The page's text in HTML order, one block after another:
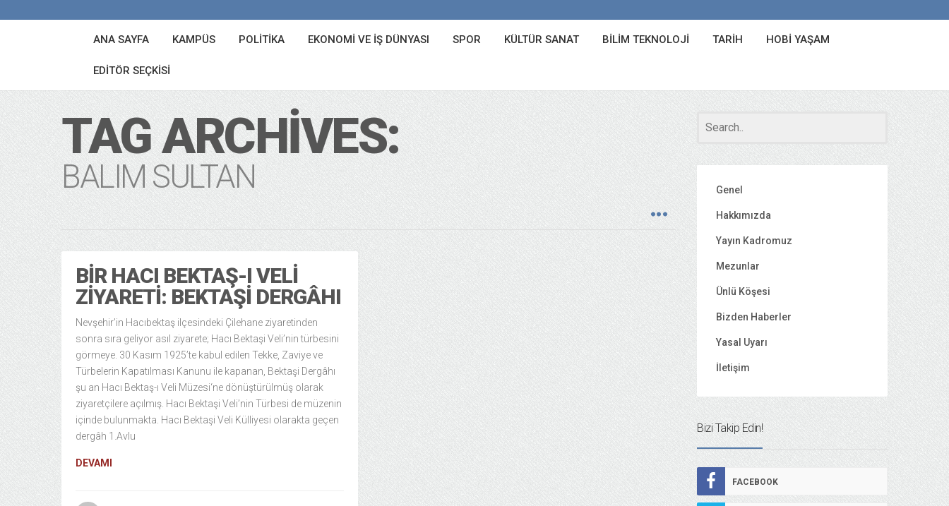
ANA SAYFA KAMPÜS POLITIKA EKONOMI VE İŞ DÜNYASI SPOR KÜLTÜR SANAT BILIM TEKNOLOJI TARIH HOBI YAŞAM
EDITÖR SEÇKISI
TAG ARCHIVES:
BALIM SULTAN
BIR HACI BEKTAŞ-I VELI
ZIYARETI: BEKTAŞI DERGÂHI
Nevşehir’in Hacıbektaş ilçesindeki Çilehane ziyaretinden
sonra sıra geliyor asıl ziyarete; Hacı Bektaşi Veli’nin türbesini
görmeye. 30 Kasım 1925’te kabul edilen Tekke, Zaviye ve
Türbelerin Kapatılması Kanunu ile kapanan, Bektaşi Dergâhı
şu an Hacı Bektaş-ı Veli Müzesi‘ne dönüştürülmüş olarak
ziyaretçilere açılmış. Hacı Bektaşi Veli’nin Türbesi de müzenin
içinde bulunmakta. Hacı Bektaşi Veli Külliyesi olarakta geçen
dergâh 1.Avlu
DEVAMI
Genel
Hakkımızda
Yayın Kadromuz
Mezunlar
Ünlü Köşesi
Bizden Haberler
Yasal Uyarı
İletişim
Bizi Takip Edin!
FACEBOOK